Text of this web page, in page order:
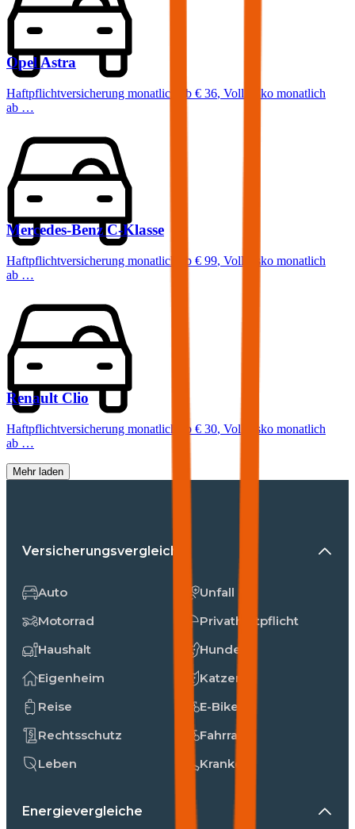
Opel Astra
Haftpflichtversicherung monatlich ab € 36, Vollkasko monatlich
ab …
Mercedes-Benz C-Klasse
Haftpflichtversicherung monatlich ab € 99, Vollkasko monatlich
ab …
Renault Clio
Haftpflichtversicherung monatlich ab € 30, Vollkasko monatlich
ab …
Mehr laden
Versicherungsvergleiche
Auto
Motorrad
Haushalt
Eigenheim
Reise
Rechtsschutz
Leben
Unfall
Privathaftpflicht
Hunde
Katzen
E-Bike
Fahrrad
Kranken
Energievergleiche